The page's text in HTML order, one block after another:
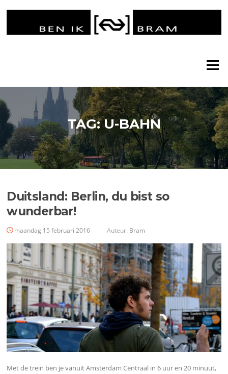
Menu
TAG:U-BAHN
Duitsland: Berlin, du bist so
wunderbar!
maandag 15 februari 2016 Auteur: Bram
Met de trein ben je vanuit Amsterdam Centraal in 6 uur en 20 minuut,